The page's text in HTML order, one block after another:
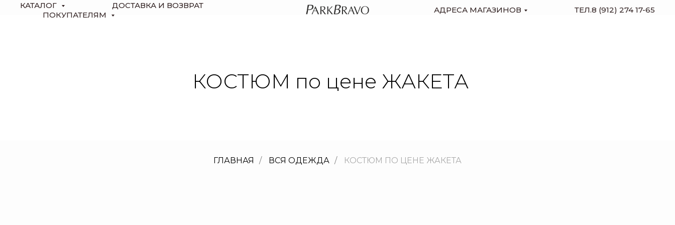
КАТАЛОГ
ДОСТАВКА И ВОЗВРАТ
ПОКУПАТЕЛЯМ
АДРЕСА МАГАЗИНОВ ТЕЛ.8 (912) 274 17-65
КОСТЮМ по цене ЖАКЕТА
ГЛАВНАЯ / ВСЯ ОДЕЖДА / КОСТЮМ ПО ЦЕНЕ ЖАКЕТА